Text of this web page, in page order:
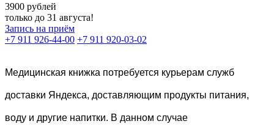
3900 рублей
только до 31 августа!
Запись на приём
+7 911 926-44-00 +7 911 920-03-02
Медицинская книжка потребуется курьерам служб
доставки Яндекса, доставляющим продукты питания,
воду и другие напитки. В данном случае